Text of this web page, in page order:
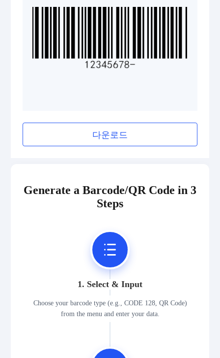
EAN/UPC
Medical Device Codes다운로드
Generate a Barcode/QR Code in 3
Steps
1. Select & Input
Choose your barcode type (e.g., CODE 128, QR Code)
from the menu and enter your data.